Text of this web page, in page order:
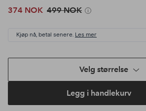
374 NOK 499 NOK
Kjøp nå, betal senere. Les mer
Velg størrelse
Legg i handlekurv